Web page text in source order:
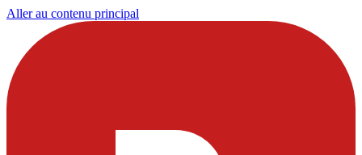
Aller au contenu principal